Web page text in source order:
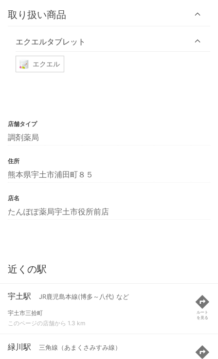
取り扱い商品
エクエルタブレット
エクエル
店舗タイプ
調剤薬局
住所
熊本県宇土市浦田町８５
店名
たんぽぽ薬局宇土市役所前店
近くの駅
宇土駅 JR鹿児島本線(博多～八代) など
宇土市三拾町
このページの店舗から 1.3 km
ルート
を見る
緑川駅 三角線（あまくさみすみ線）